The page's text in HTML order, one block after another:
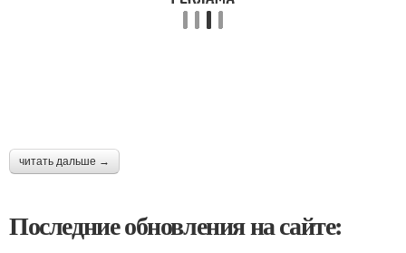
читать дальше →
Последние обновления на сайте: